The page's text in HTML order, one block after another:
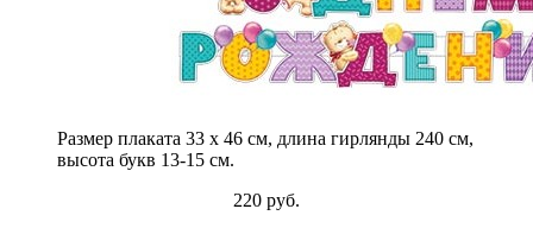
Размер плаката 33 х 46 см, длина гирлянды 240 см,
высота букв 13-15 см.
220 руб.